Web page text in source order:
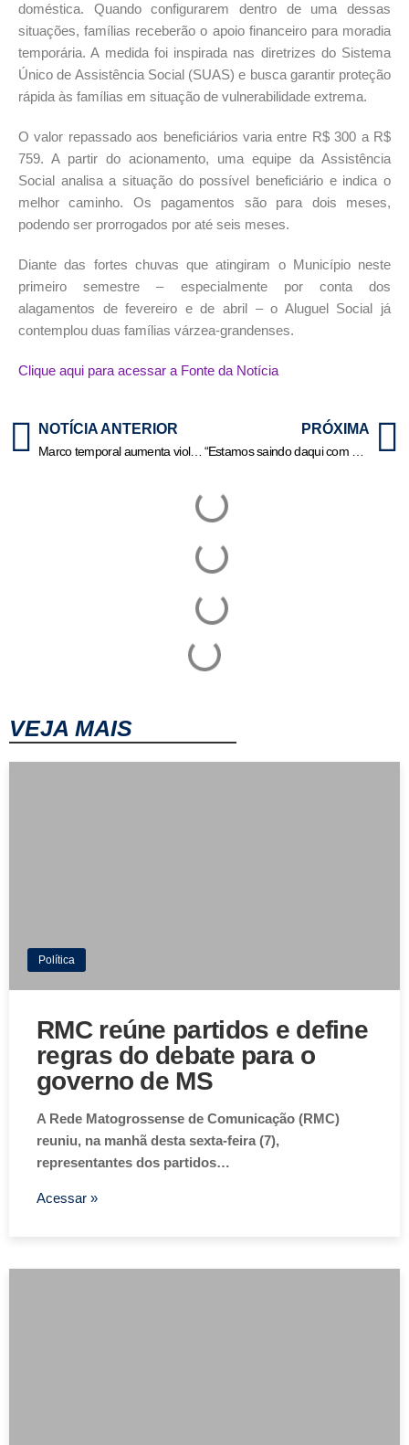
doméstica. Quando configurarem dentro de uma dessas
situações, famílias receberão o apoio financeiro para moradia
temporária. A medida foi inspirada nas diretrizes do Sistema
Único de Assistência Social (SUAS) e busca garantir proteção
rápida às famílias em situação de vulnerabilidade extrema.
O valor repassado aos beneficiários varia entre R$ 300 a R$
759. A partir do acionamento, uma equipe da Assistência
Social analisa a situação do possível beneficiário e indica o
melhor caminho. Os pagamentos são para dois meses,
podendo ser prorrogados por até seis meses.
Diante das fortes chuvas que atingiram o Município neste
primeiro semestre – especialmente por conta dos
alagamentos de fevereiro e de abril – o Aluguel Social já
contemplou duas famílias várzea-grandenses.
Clique aqui para acessar a Fonte da Notícia
NOTÍCIA ANTERIOR
Marco temporal aumenta violência contra indígenas, dizem lideranças e governo
PRÓXIMA
“Estamos saindo daqui com gás, força e vontade para fazer acontecer”, afirma coordenadora pedagógica durante convenção
VEJA MAIS
Política
RMC reúne partidos e define
regras do debate para o
governo de MS
A Rede Matogrossense de Comunicação (RMC)
reuniu, na manhã desta sexta-feira (7),
representantes dos partidos…
Acessar »